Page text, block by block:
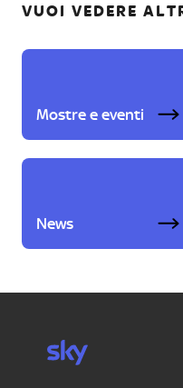
VUOI VEDERE
Mostre e eventi
News